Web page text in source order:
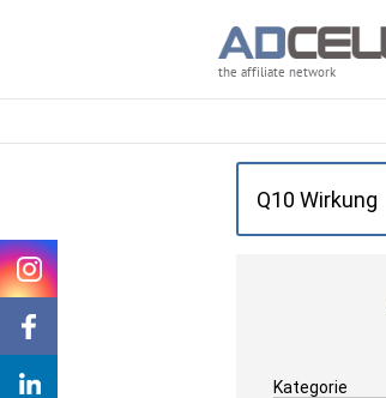
the affiliate network
Kategorie